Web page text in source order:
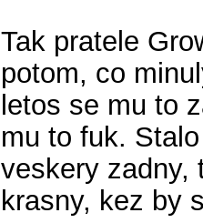
Tak pratele
potom, co
letos se mu to
mu to fuk.
veskery zadny,
krasny, kez by